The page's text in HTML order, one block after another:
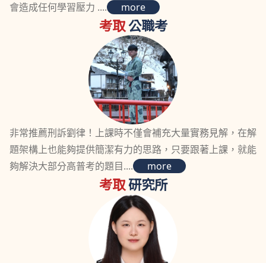
會造成任何學習壓力 ....
more
考取公職考
非常推薦刑訴劉律！上課時不僅會補充大量實務見解，在解
題架構上也能夠提供簡潔有力的思路，只要跟著上課，就能
夠解決大部分高普考的題目....
more
考取研究所